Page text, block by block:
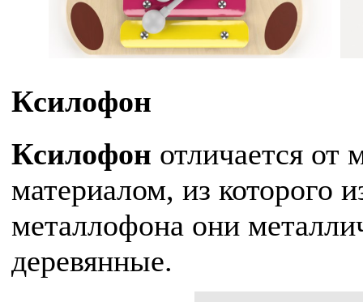
Ксилофон
Ксилофон отличается от
материалом, из которого
металлофона они
деревянные.